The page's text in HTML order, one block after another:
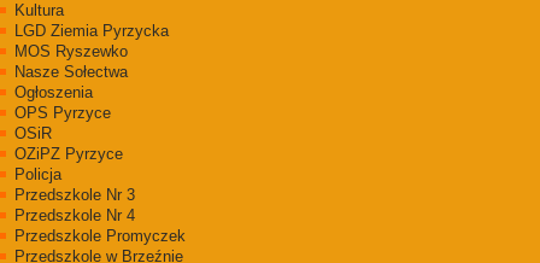
Kultura
LGD Ziemia Pyrzycka
MOS Ryszewko
Nasze Sołectwa
Ogłoszenia
OPS Pyrzyce
OSiR
OZiPZ Pyrzyce
Policja
Przedszkole Nr 3
Przedszkole Nr 4
Przedszkole Promyczek
Przedszkole w Brzeźnie